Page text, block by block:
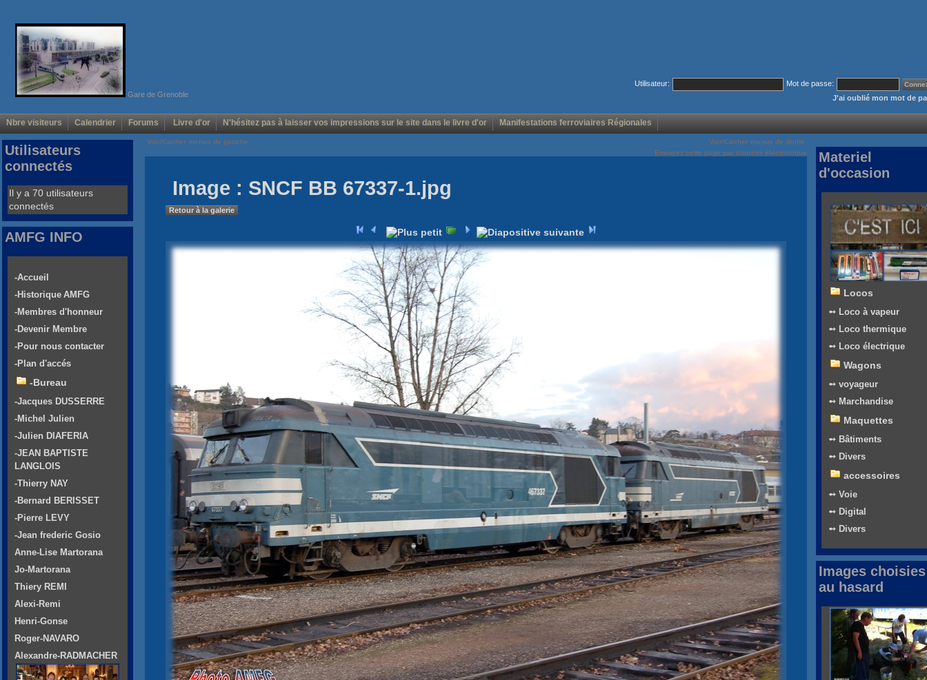
Gare de Grenoble
Utilisateur:
Mot de passe:
J'ai oublié mon mot de
Nbre visiteurs Calendrier Forums Livre d'or N'hésitez pas à laisser vos impressions sur le site dans le livre d'or Manifestations ferroviaires Régionales
Voir/Cacher menus de gauche
Voir/Cacher menus de droite
Envoyez cette page par courrier électronique
Image : SNCF BB 67337-1.jpg
Retour à la galerie
Utilisateurs
connectés
Il y a 70 utilisateurs
connectés
AMFG INFO
-Accueil
-Historique AMFG
-Membres d'honneur
-Devenir Membre
-Pour nous contacter
-Plan d'accés
-Bureau
-Jacques DUSSERRE
-Michel Julien
-Julien DIAFERIA
-JEAN BAPTISTE
LANGLOIS
-Thierry NAY
-Bernard BERISSET
-Pierre LEVY
-Jean frederic Gosio
Anne-Lise Martorana
Jo-Martorana
Thiery REMI
Alexi-Remi
Henri-Gonse
Roger-NAVARO
Alexandre-RADMACHER
Materiel
d'occasion
Locos
➻ Loco à vapeur
➻ Loco thermique
➻ Loco électrique
Wagons
➻ voyageur
➻ Marchandise
Maquettes
➻ Bâtiments
➻ Divers
accessoires
➻ Voie
➻ Digital
➻ Divers
Images choisies
au hasard